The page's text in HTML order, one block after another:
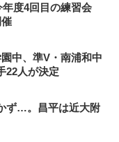
度4回目の練習会
中、準V・南浦和中
22人が決定
ず…。昌平は近大附